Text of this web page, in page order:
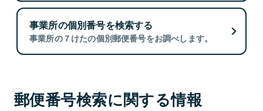
事業所の個別番号を検索する
事業所の７けたの個別郵便番号をお調べします。
郵便番号検索に関する情報